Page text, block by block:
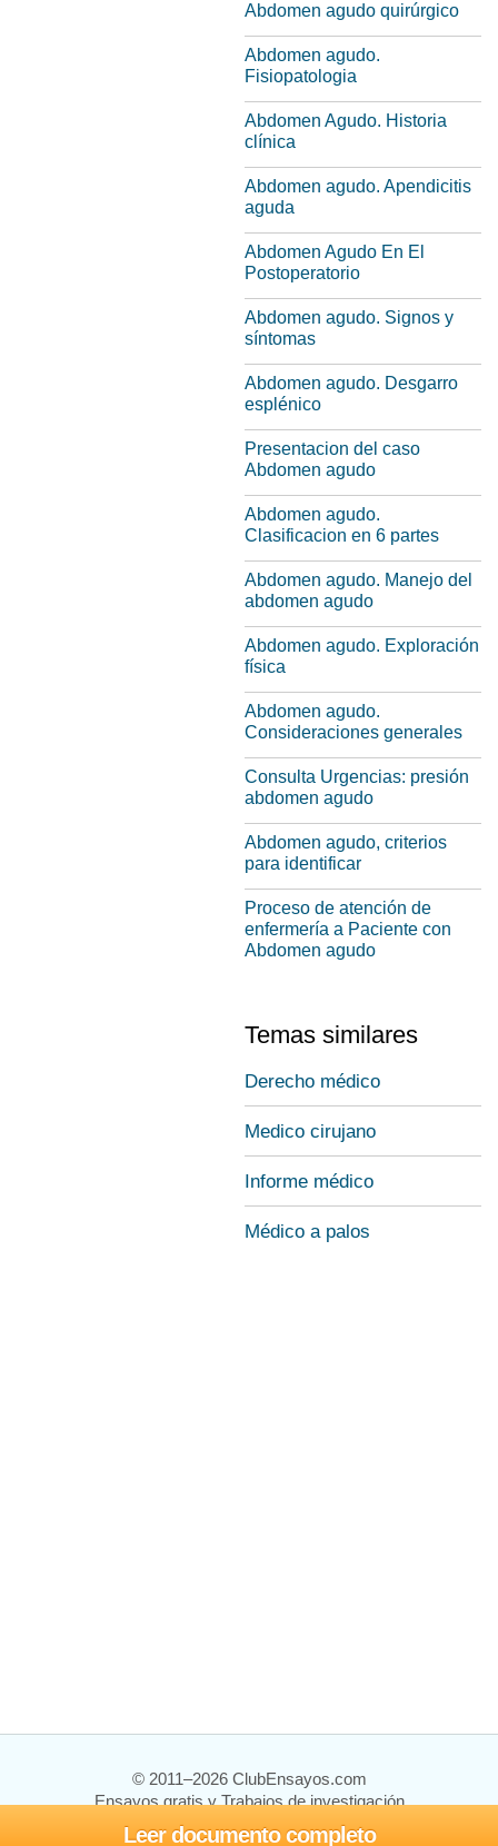
Leer documento completo
Abdomen agudo quirúrgico
Abdomen agudo.
Fisiopatologia
Abdomen Agudo. Historia
clínica
Abdomen agudo. Apendicitis
aguda
Abdomen Agudo En El
Postoperatorio
Abdomen agudo. Signos y
síntomas
Abdomen agudo. Desgarro
esplénico
Presentacion del caso
Abdomen agudo
Abdomen agudo.
Clasificacion en 6 partes
Abdomen agudo. Manejo del
abdomen agudo
Abdomen agudo. Exploración
física
Abdomen agudo.
Consideraciones generales
Consulta Urgencias: presión
abdomen agudo
Abdomen agudo, criterios
para identificar
Proceso de atención de
enfermería a Paciente con
Abdomen agudo
Temas similares
Derecho médico
Medico cirujano
Informe médico
Médico a palos
© 2011–2026 ClubEnsayos.com
Ensayos gratis y Trabajos de investigación